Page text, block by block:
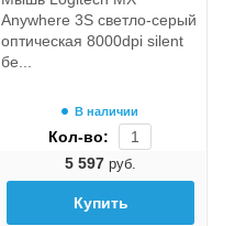
Anywhere 3S светло-серый
оптическая 8000dpi silent
бе...
В наличии
Кол-во:
5 597руб.
Купить